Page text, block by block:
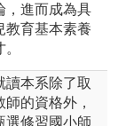
，進而成為具
教育基本素養
讀本系除了取
師的資格外，
選修習國小師